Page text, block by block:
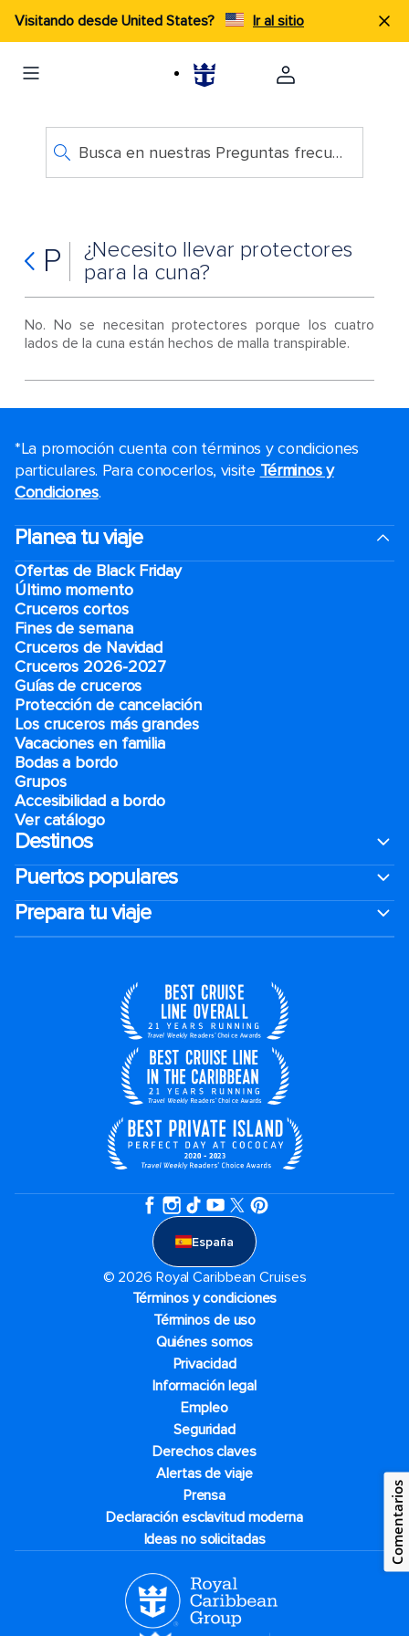
Visitando desde United States? Ir al sitio
Busca en nuestras Preguntas frecuentes
P
¿Necesito llevar protectores
para la cuna?
No. No se necesitan protectores porque los cuatro
lados de la cuna están hechos de malla transpirable.
*La promoción cuenta con términos y condiciones
particulares. Para conocerlos, visite Términos y
Condiciones.
Planea tu viaje
Ofertas de Black Friday
Último momento
Cruceros cortos
Fines de semana
Cruceros de Navidad
Cruceros 2026-2027
Guías de cruceros
Protección de cancelación
Los cruceros más grandes
Vacaciones en familia
Bodas a bordo
Grupos
Accesibilidad a bordo
Ver catálogo
Destinos
Puertos populares
Prepara tu viaje
España
© 2026 Royal Caribbean Cruises
Términos y condiciones
Términos de uso
Quiénes somos
Privacidad
Información legal
Empleo
Seguridad
Derechos claves
Alertas de viaje
Prensa
Declaración esclavitud moderna
Ideas no solicitadas
Comentarios